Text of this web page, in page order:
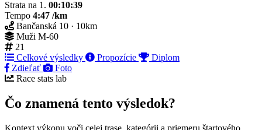
Strata na 1. 00:10:39
Tempo 4:47 /km
Bančanská 10 · 10km
Muži M-60
21
Celkové výsledky
Propozície
Diplom
Zdieľať
Foto
Race stats lab
Čo znamená tento výsledok?
Kontext výkonu voči celej trase, kategórii a priemeru štartového